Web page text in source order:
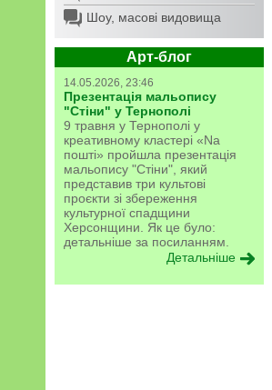
Шоу, масові видовища
Арт-блог
14.05.2026, 23:46
Презентація мальопису
"Стіни" у Тернополі
9 травня у Тернополі у
креативному кластері «Na
пошті» пройшла презентація
мальопису "Стіни", який
представив три культові
проєкти зі збереження
культурної спадщини
Херсонщини. Як це було:
детальніше за посиланням.
Детальніше